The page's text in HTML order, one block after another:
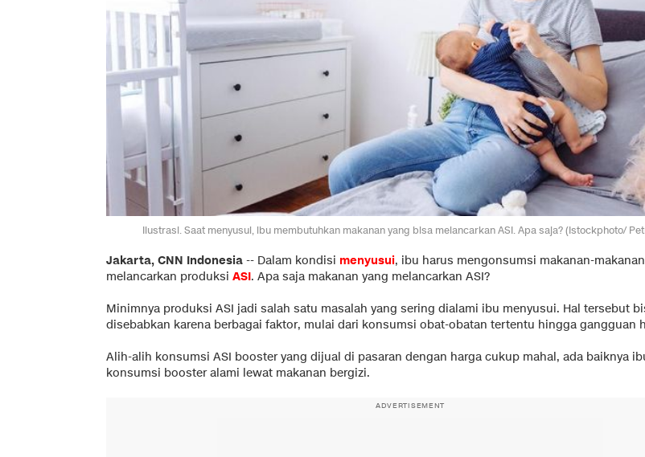
Ilustrasi. Saat menyusui, ibu membutuhkan makanan yang bisa melancarkan ASI. Apa saja? (Istockphoto/
Jakarta, CNN Indonesia -- Dalam kondisi menyusui, ibu harus mengonsumsi makanan-
melancarkan produksi ASI. Apa saja makanan yang melancarkan ASI?
Minimnya produksi ASI jadi salah satu masalah yang sering dialami ibu menyusui. Hal tersebut
disebabkan karena berbagai faktor, mulai dari konsumsi obat-obatan tertentu hingga gangguan
Alih-alih konsumsi ASI booster yang dijual di pasaran dengan harga cukup mahal, ada baiknya
konsumsi booster alami lewat makanan bergizi.
ADVERTISEMENT